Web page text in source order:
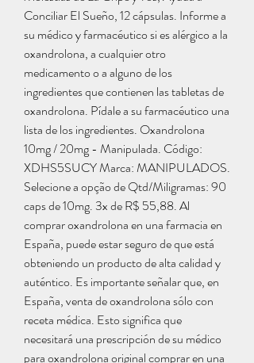
Conciliar El Sueño, 12 cápsulas. Informe a
su médico y farmacéutico si es alérgico a la
oxandrolona, a cualquier otro
medicamento o a alguno de los
ingredientes que contienen las tabletas de
oxandrolona. Pídale a su farmacéutico una
lista de los ingredientes. Oxandrolona
10mg / 20mg - Manipulada. Código:
XDHS5SUCY Marca: MANIPULADOS.
Selecione a opção de Qtd/Miligramas: 90
caps de 10mg. 3x de R$ 55,88. Al
comprar oxandrolona en una farmacia en
España, puede estar seguro de que está
obteniendo un producto de alta calidad y
auténtico. Es importante señalar que, en
España, venta de oxandrolona sólo con
receta médica. Esto significa que
necesitará una prescripción de su médico
para oxandrolona original comprar en una